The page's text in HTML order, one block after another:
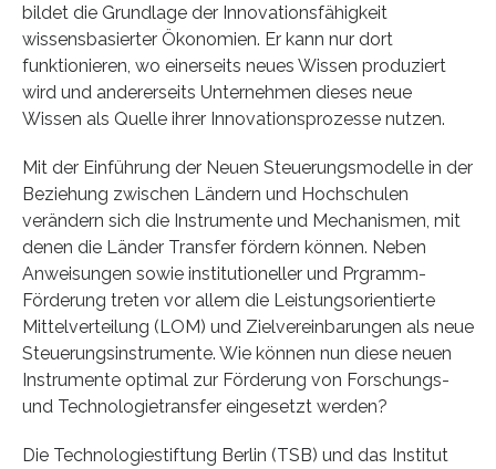
bildet die Grundlage der Innovationsfähigkeit
wissensbasierter Ökonomien. Er kann nur dort
funktionieren, wo einerseits neues Wissen produziert
wird und andererseits Unternehmen dieses neue
Wissen als Quelle ihrer Innovationsprozesse nutzen.
Mit der Einführung der Neuen Steuerungsmodelle in der
Beziehung zwischen Ländern und Hochschulen
verändern sich die Instrumente und Mechanismen, mit
denen die Länder Transfer fördern können. Neben
Anweisungen sowie institutioneller und Prgramm-
Förderung treten vor allem die Leistungsorientierte
Mittelverteilung (LOM) und Zielvereinbarungen als neue
Steuerungsinstrumente. Wie können nun diese neuen
Instrumente optimal zur Förderung von Forschungs-
und Technologietransfer eingesetzt werden?
Die Technologiestiftung Berlin (TSB) und das Institut